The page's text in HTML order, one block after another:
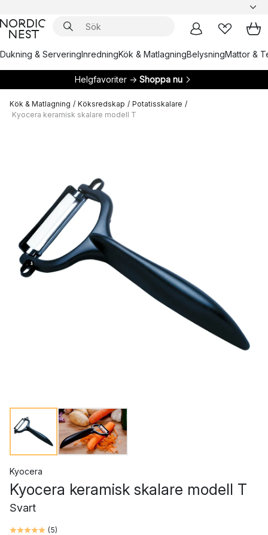
Dukning & ServeringInredningKök & MatlagningBelysningMattor &
Helgfavoriter → Shoppa nu
Kök & Matlagning / Köksredskap / Potatisskalare /
Kyocera keramisk skalare modell T
Kyocera
Kyocera keramisk skalare modell T
Svart
(5)